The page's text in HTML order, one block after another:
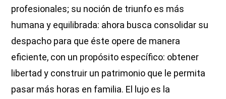
profesionales; su noción de triunfo es más
humana y equilibrada: ahora busca consolidar su
despacho para que éste opere de manera
eficiente, con un propósito específico: obtener
libertad y construir un patrimonio que le permita
pasar más horas en familia. El lujo es la